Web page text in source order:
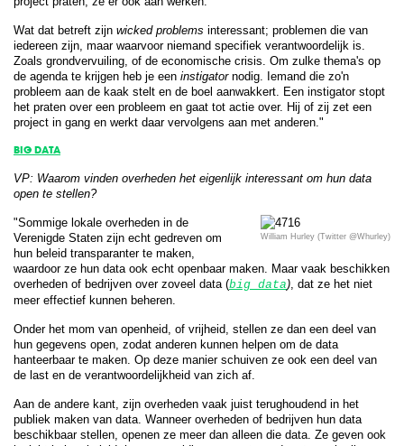
Wat dat betreft zijn wicked problems interessant; problemen die van
iedereen zijn, maar waarvoor niemand specifiek verantwoordelijk is.
Zoals grondvervuiling, of de economische crisis. Om zulke thema's op
de agenda te krijgen heb je een instigator nodig. Iemand die zo'n
probleem aan de kaak stelt en de boel aanwakkert. Een instigator stopt
het praten over een probleem en gaat tot actie over. Hij of zij zet een
project in gang en werkt daar vervolgens aan met anderen."
BIG DATA
VP: Waarom vinden overheden het eigenlijk interessant om hun data
open te stellen?
William Hurley (Twitter @Whurley)
"Sommige lokale overheden in de
Verenigde Staten zijn echt gedreven om
hun beleid transparanter te maken,
waardoor ze hun data ook echt openbaar maken. Maar vaak beschikken
overheden of bedrijven over zoveel data (big data), dat ze het niet
meer effectief kunnen beheren.
Onder het mom van openheid, of vrijheid, stellen ze dan een deel van
hun gegevens open, zodat anderen kunnen helpen om de data
hanteerbaar te maken. Op deze manier schuiven ze ook een deel van
de last en de verantwoordelijkheid van zich af.
Aan de andere kant, zijn overheden vaak juist terughoudend in het
publiek maken van data. Wanneer overheden of bedrijven hun data
beschikbaar stellen, openen ze meer dan alleen die data. Ze geven ook